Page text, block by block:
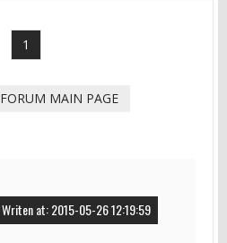
1
FORUM MAIN PAGE
Writen at: 2015-05-26 12:19:59